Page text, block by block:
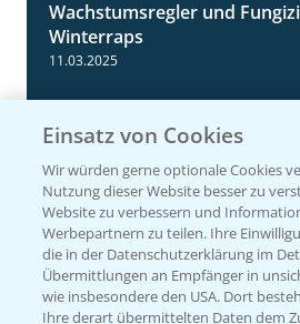
Wachstumsregler und
Winterraps
11.03.2025
Einsatz von Cookies
Wir würden gerne optionale Cookies
Nutzung dieser Website besser zu
Website zu verbessern und
Werbepartnern zu teilen. Ihre
die in der Datenschutzerklärung im
Übermittlungen an Empfänger in
wie insbesondere den USA. Dort
Ihre derart übermittelten Daten dem